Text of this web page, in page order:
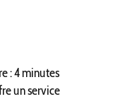
: 4 minutes
un service